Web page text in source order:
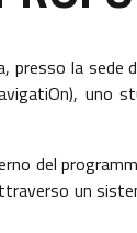
presso la sede
uno
del
un